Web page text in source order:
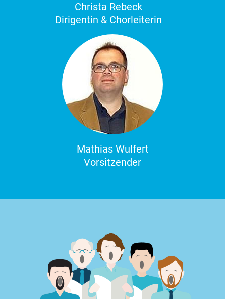
Christa Rebeck
Dirigentin & Chorleiterin
Mathias Wulfert
Vorsitzender